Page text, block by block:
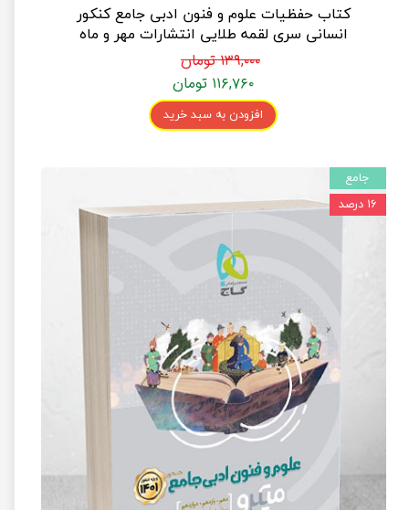
کتاب حفظیات علوم و فنون ادبی جامع کنکور
انسانی سری لقمه طلایی انتشارات مهر و ماه
۱۳۹,۰۰۰ تومان
۱۱۶,۷۶۰ تومان
افزودن به سبد خرید
جامع
۱۶ درصد